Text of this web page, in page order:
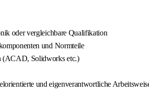
oder vergleichbare Qualifikation
und Normteile
(ACAD, Solidworks etc.)
und eigenverantwortliche